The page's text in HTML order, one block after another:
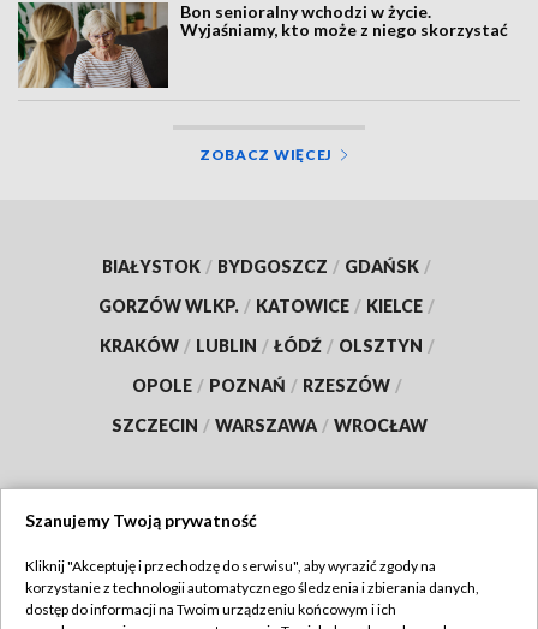
Bon senioralny wchodzi w życie.
Wyjaśniamy, kto może z niego skorzystać
ZOBACZ WIĘCEJ
BIAŁYSTOK / BYDGOSZCZ / GDAŃSK /
GORZÓW WLKP. / KATOWICE / KIELCE /
KRAKÓW / LUBLIN / ŁÓDŹ / OLSZTYN /
OPOLE / POZNAŃ / RZESZÓW /
SZCZECIN / WARSZAWA / WROCŁAW
TVP
Szanujemy Twoją prywatność
Kliknij "Akceptuję i przechodzę do serwisu", aby wyrazić zgody na
korzystanie z technologii automatycznego śledzenia i zbierania danych,
dostęp do informacji na Twoim urządzeniu końcowym i ich